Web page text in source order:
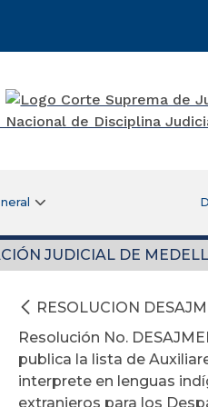
JUDICIAL DE
RESOLUCION
Resolución No.
publica la lista de
interprete en lenguas
extranjeros para los